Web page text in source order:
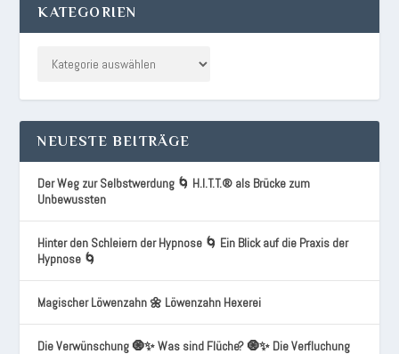
KATEGORIEN
NEUESTE BEITRÄGE
Der Weg zur Selbstwerdung 🌀 H.I.T.T.® als Brücke zum
Unbewussten
Hinter den Schleiern der Hypnose 🌀 Ein Blick auf die Praxis der
Hypnose 🌀
Magischer Löwenzahn 🌼 Löwenzahn Hexerei
Die Verwünschung 🧿✨ Was sind Flüche? 🧿✨ Die Verfluchung